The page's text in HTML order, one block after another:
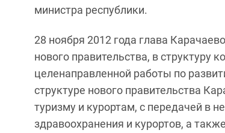
министра республики.
28 ноября 2012 года глава
нового правительства, в структуру
целенаправленной работы по
структуре нового правительства
туризму и курортам, с передачей в
здравоохранения и курортов, а